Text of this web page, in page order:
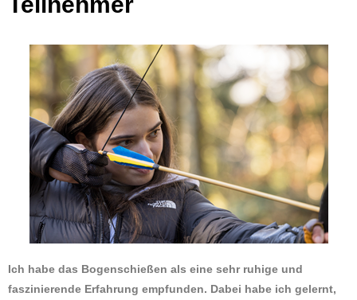
Ich habe das Bogenschießen als eine sehr ruhige und
faszinierende Erfahrung empfunden. Dabei habe ich gelernt,